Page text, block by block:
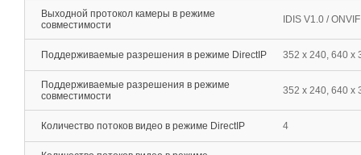
Выходной протокол камеры в режиме
совместимости
IDIS V1.0 /
Поддерживаемые разрешения в режиме DirectIP 352 x 240, 640 x
Поддерживаемые разрешения в режиме
совместимости
352 x 240, 640 х
Количество потоков видео в режиме DirectIP 4